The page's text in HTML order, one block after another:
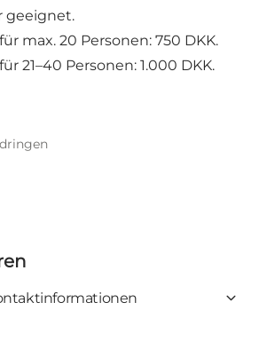
geeignet.
max. 20 Personen: 750 DKK.
21–40 Personen: 1.000 DKK.